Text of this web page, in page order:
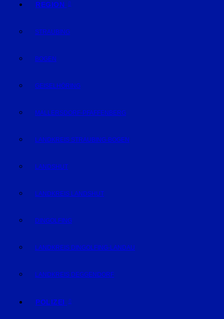
REGION
STRAUBING
BOGEN
GEISELHÖRING
MALLERSDORF-PFAFFENBERG
LANDKREIS STRAUBING-BOGEN
LANDSHUT
LANDKREIS LANDSHUT
DINGOLFING
LANDKREIS DINGOLFING-LANDAU
LANDKREIS DEGGENDORF
POLIZEI